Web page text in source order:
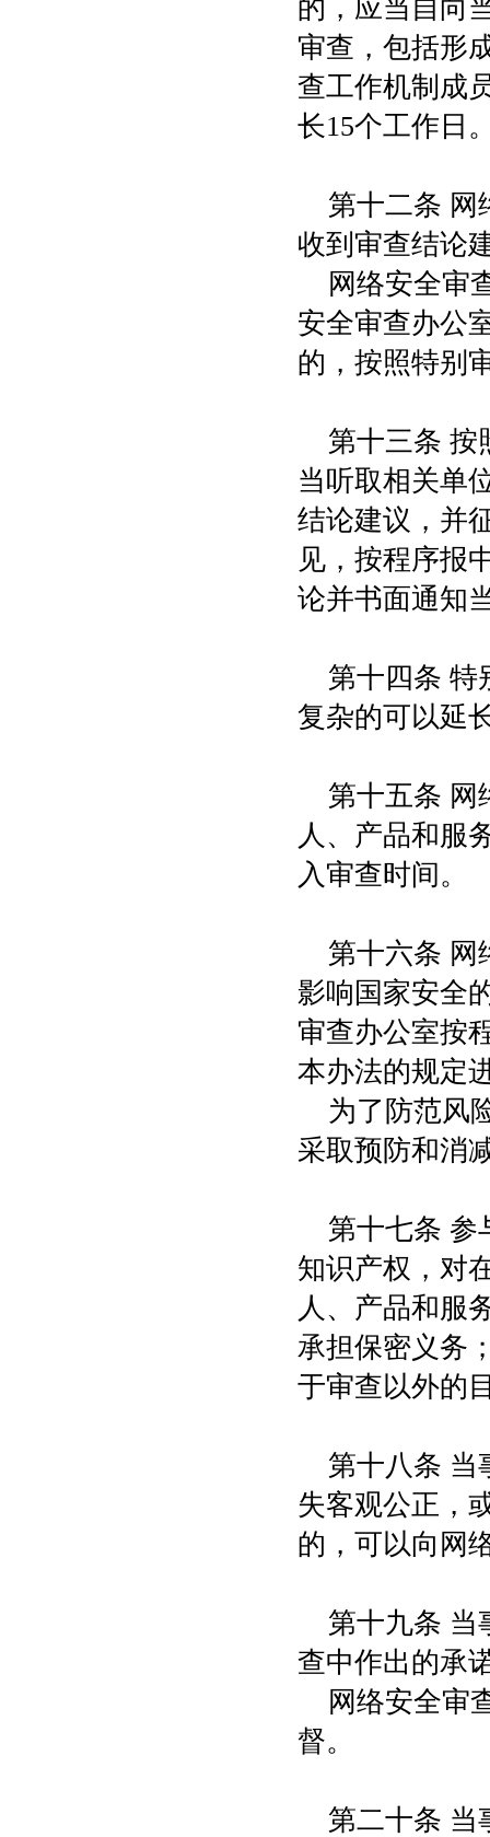
的，应当自向
审查，包括形
查工作机制成
长15个工作日
第十二条 网
收到审查结论
网络安全审
安全审查办公
的，按照特别
第十三条 按
当听取相关单
结论建议，并
见，按程序报
论并书面通知
第十四条 特
复杂的可以延
第十五条 网
人、产品和服
入审查时间。
第十六条 网
影响国家安全
审查办公室按
本办法的规定
为了防范风
采取预防和消
第十七条 参
知识产权，对
人、产品和服
承担保密义务
于审查以外的
第十八条 当
失客观公正，
的，可以向网
第十九条 当
查中作出的承
网络安全审
督。
第二十条 当